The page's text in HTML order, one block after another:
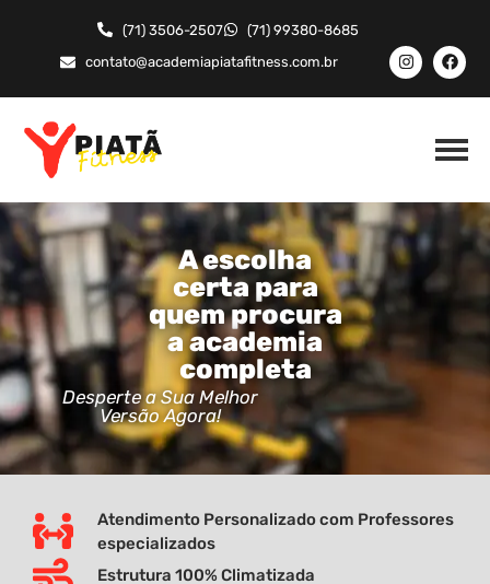
(71) 3506-2507
(71) 99380-8685
contato@academiapiatafitness.com.br
A escolha
certa para
quem procura
a academia
completa
Desperte a Sua Melhor
Versão Agora!
Atendimento Personalizado com Professores
especializados
Estrutura 100% Climatizada